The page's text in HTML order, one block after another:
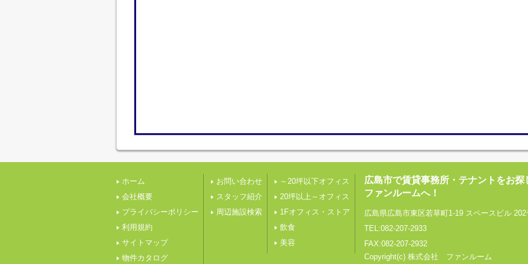
ホーム
会社概要
プライバシーポリシー
利用規約
サイトマップ
物件カタログ
お問い合わせ
スタッフ紹介
周辺施設検索
～20坪以下オフィス
20坪以上～オフィス
1Fオフィス・ストア
飲食
美容
広島市で賃貸事務所・テナントをお探
ファンルームへ！
広島県広島市東区若草町1-19 スペースビル 202
TEL:082-207-2933
FAX:082-207-2932
Copyright(c) 株式会社 ファンルーム